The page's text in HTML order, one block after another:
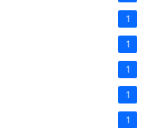
1
1
1
1
1